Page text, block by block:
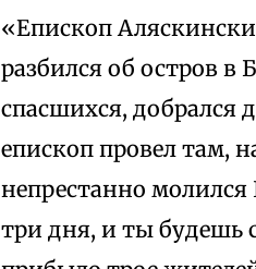
«Епископ
разбился об остров в
спасшихся, добрался
епископ провел там,
непрестанно
три дня, и ты будешь